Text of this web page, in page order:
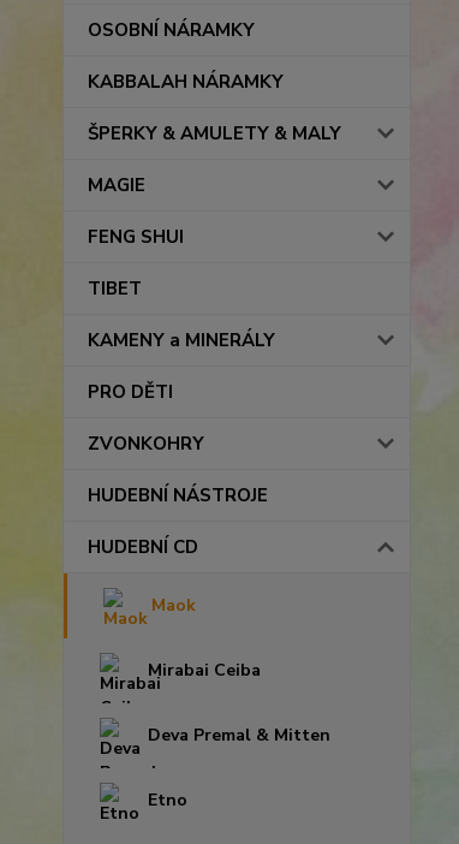
OSOBNÍ NÁRAMKY
KABBALAH NÁRAMKY
ŠPERKY & AMULETY & MALY
MAGIE
FENG SHUI
TIBET
KAMENY a MINERÁLY
PRO DĚTI
ZVONKOHRY
HUDEBNÍ NÁSTROJE
HUDEBNÍ CD
Maok
Mirabai Ceiba
Deva Premal & Mitten
Etno